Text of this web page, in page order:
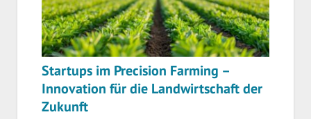
Startups im Precision Farming –
Innovation für die Landwirtschaft der
Zukunft